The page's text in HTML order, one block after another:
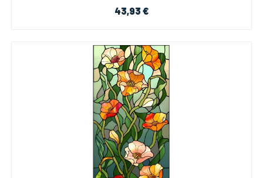
43,93 €